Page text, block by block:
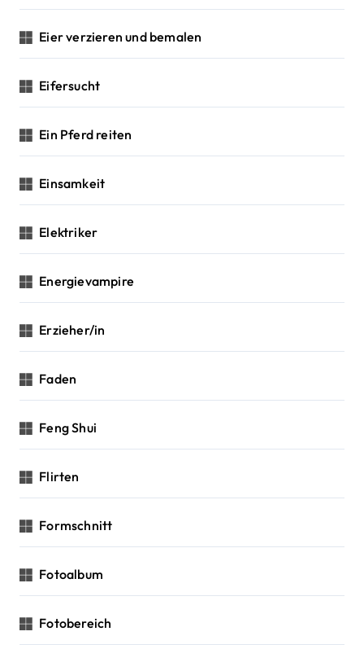
Eier verzieren und bemalen
Eifersucht
Ein Pferd reiten
Einsamkeit
Elektriker
Energievampire
Erzieher/in
Faden
Feng Shui
Flirten
Formschnitt
Fotoalbum
Fotobereich